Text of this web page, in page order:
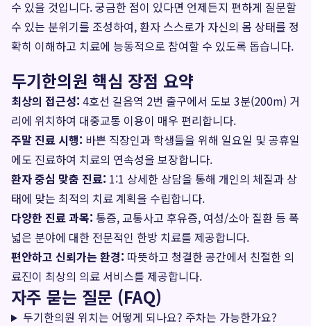
수 있을 것입니다. 궁금한 점이 있다면 언제든지 편하게 질문할
수 있는 분위기를 조성하여, 환자 스스로가 자신의 몸 상태를 정
확히 이해하고 치료에 능동적으로 참여할 수 있도록 돕습니다.
두기한의원 핵심 장점 요약
최상의 접근성: 4호선 길음역 2번 출구에서 도보 3분(200m) 거
리에 위치하여 대중교통 이용이 매우 편리합니다.
주말 진료 시행: 바쁜 직장인과 학생들을 위해 일요일 및 공휴일
에도 진료하여 치료의 연속성을 보장합니다.
환자 중심 맞춤 진료: 1:1 상세한 상담을 통해 개인의 체질과 상
태에 맞는 최적의 치료 계획을 수립합니다.
다양한 진료 과목: 통증, 교통사고 후유증, 여성/소아 질환 등 폭
넓은 분야에 대한 전문적인 한방 치료를 제공합니다.
편안하고 신뢰가는 환경: 따뜻하고 청결한 공간에서 친절한 의
료진이 최상의 의료 서비스를 제공합니다.
자주 묻는 질문 (FAQ)
두기한의원 위치는 어떻게 되나요? 주차는 가능한가요?